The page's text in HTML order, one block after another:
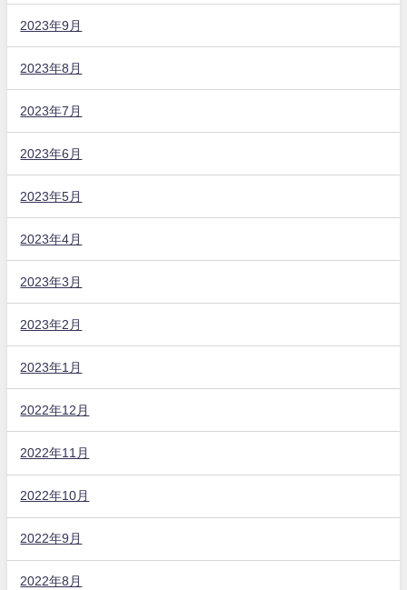
2023年9月
2023年8月
2023年7月
2023年6月
2023年5月
2023年4月
2023年3月
2023年2月
2023年1月
2022年12月
2022年11月
2022年10月
2022年9月
2022年8月